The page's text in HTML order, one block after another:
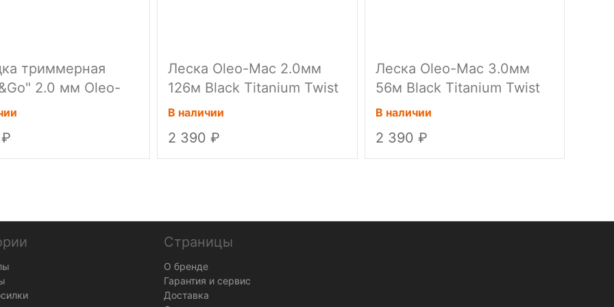
триммерная
2.0 мм Oleo-
Леска Oleo-Mac 2.0мм
126м Black Titanium Twist
36шт/кор
В наличии
2 390
Леска Oleo-Mac 3.0мм
56м Black Titanium Twist
36шт/кор
В наличии
2 390
Страницы
О бренде
Гарантия и сервис
Доставка